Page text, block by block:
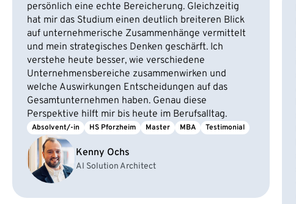
persönlich eine echte Bereicherung. Gleichzeitig
hat mir das Studium einen deutlich breiteren Blick
auf unternehmerische Zusammenhänge vermittelt
und mein strategisches Denken geschärft. Ich
verstehe heute besser, wie verschiedene
Unternehmensbereiche zusammenwirken und
welche Auswirkungen Entscheidungen auf das
Gesamtunternehmen haben. Genau diese
Perspektive hilft mir bis heute im Berufsalltag.
Absolvent/-in HS Pforzheim Master MBA Testimonial
Kenny Ochs
AI Solution Architect